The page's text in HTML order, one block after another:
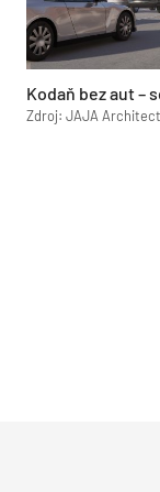
Kodaň bez aut –
Zdroj: JAJA